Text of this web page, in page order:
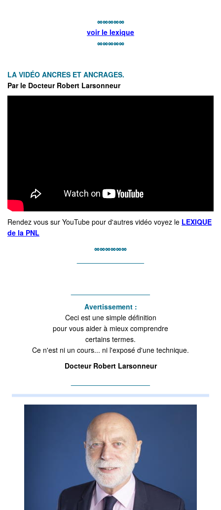
∞∞∞∞∞
voir le lexique
∞∞∞∞∞
LA VIDÉO ANCRES ET ANCRAGES.
Par le Docteur Robert Larsonneur
Rendez vous sur YouTube pour d'autres vidéo voyez le LEXIQUE
de la PNL
∞∞∞∞∞∞
Avertissement :
Ceci est une simple définition
pour vous aider à mieux comprendre
certains termes.
Ce n'est ni un cours... ni l'exposé d'une technique.
Docteur Robert Larsonneur